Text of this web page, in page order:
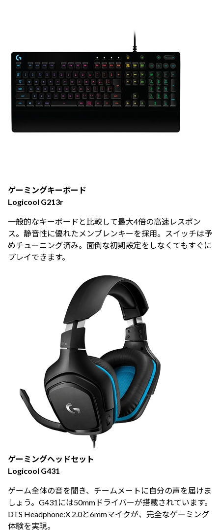
ゲーミングキーボード
Logicool G213r
一般的なキーボードと比較して最大4倍の高速レスポン
ス。静音性に優れたメンブレンキーを採用。スイッチは予
めチューニング済み。面倒な初期設定をしなくてもすぐに
プレイできます。
ゲーミングヘッドセット
Logicool G431
ゲーム全体の音を聞き、チームメートに自分の声を届けま
しょう。G431には50mmドライバーが搭載されています。
DTS Headphone:X 2.0と6mmマイクが、完全なゲーミング
体験を実現。